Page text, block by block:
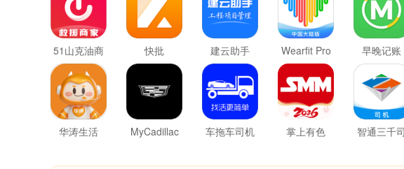
51山克油商
家端
快批 建云助手 Wearfit Pro 早晚记账
华涛生活 MyCadillac 车拖车司机 掌上有色
智通三千司